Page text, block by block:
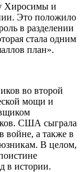
Хиросимы и
Это положило
в разделении
стала одним
план».
во второй
мощи и
США сыграла
войне, а также в
В целом,
в истории.